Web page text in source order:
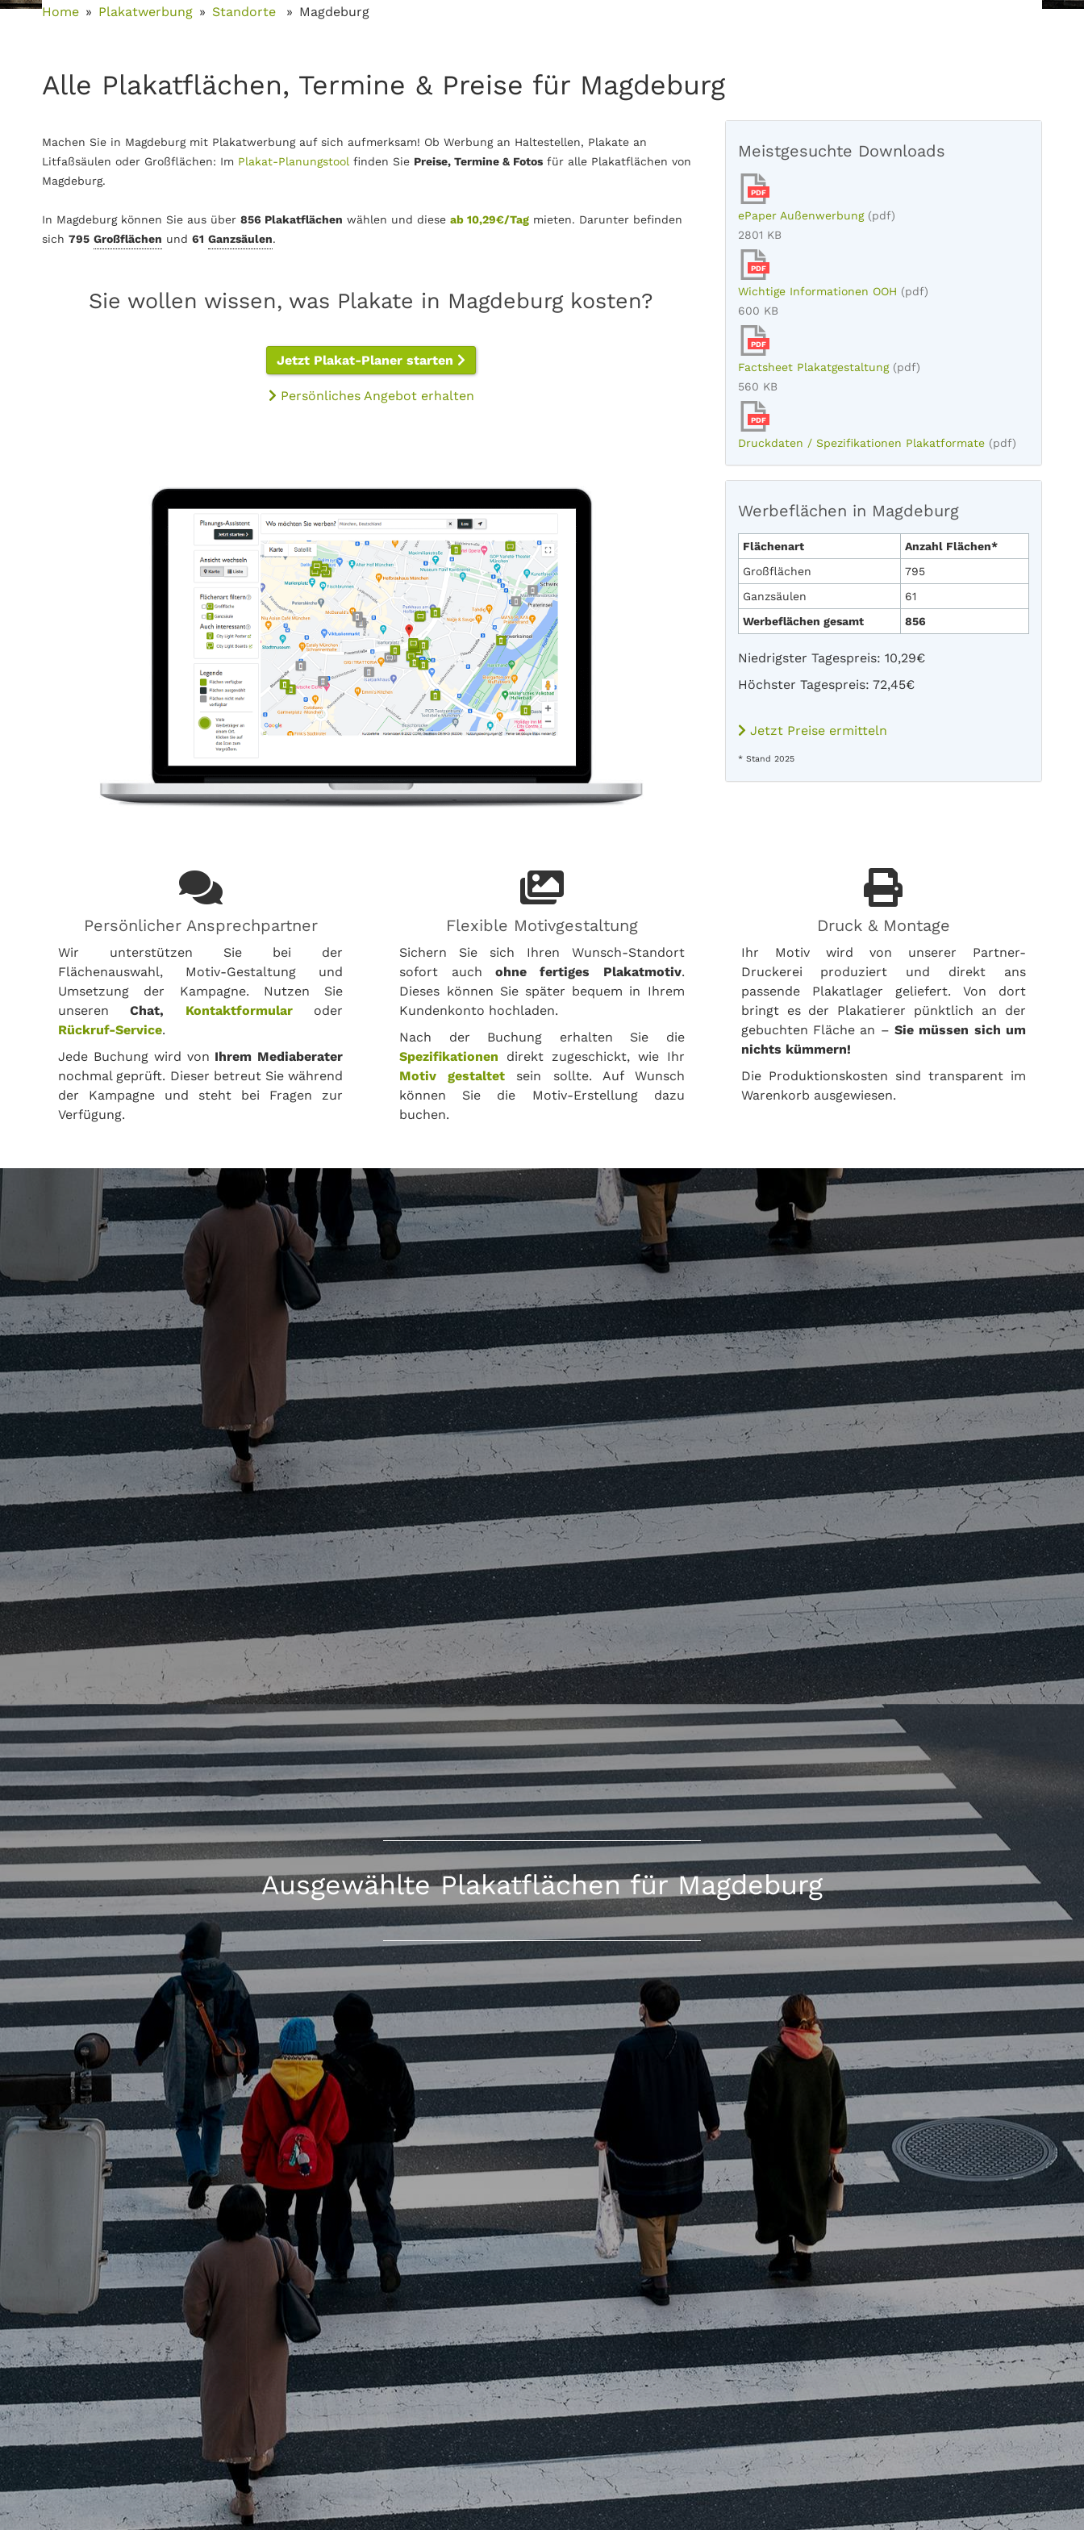
Home Plakatwerbung Standorte Magdeburg
Alle Plakatflächen, Termine & Preise für Magdeburg
Machen Sie in Magdeburg mit Plakatwerbung auf sich aufmerksam! Ob Werbung an Haltestellen, Plakate an
Litfaßsäulen oder Großflächen: Im Plakat-Planungstool finden Sie Preise, Termine & Fotos für alle Plakatflächen von
Magdeburg.
In Magdeburg können Sie aus über 856 Plakatflächen wählen und diese ab 10,29€/Tag mieten. Darunter befinden
sich 795 Großflächen und 61 Ganzsäulen.
Sie wollen wissen, was Plakate in Magdeburg kosten?
Jetzt Plakat-Planer starten
Persönliches Angebot erhalten
Meistgesuchte Downloads
PDF
ePaper Außenwerbung (pdf)
2801 KB
PDF
Wichtige Informationen OOH (pdf)
600 KB
PDF
Factsheet Plakatgestaltung (pdf)
560 KB
PDF
Druckdaten / Spezifikationen Plakatformate (pdf)
Werbeflächen in Magdeburg
Flächenart
Anzahl Flächen*
Großflächen
795
Ganzsäulen
61
Werbeflächen gesamt
856
Niedrigster Tagespreis: 10,29€
Höchster Tagespreis: 72,45€
Jetzt Preise ermitteln
* Stand 2025
Persönlicher Ansprechpartner
Wir unterstützen Sie bei der
Flächenauswahl, Motiv-Gestaltung und
Umsetzung der Kampagne. Nutzen Sie
unserenChat, Kontaktformularoder
Rückruf-Service.
Jede Buchung wird von Ihrem Mediaberater
nochmal geprüft. Dieser betreut Sie während
der Kampagne und steht bei Fragen zur
Verfügung.
Flexible Motivgestaltung
Sichern Sie sich Ihren Wunsch-Standort
sofort auch ohne fertiges Plakatmotiv.
Dieses können Sie später bequem in Ihrem
Kundenkonto hochladen.
Nach der Buchung erhalten Sie die
Spezifikationen direkt zugeschickt, wie Ihr
Motiv gestaltet sein sollte. Auf Wunsch
können Sie die Motiv-Erstellung dazu
buchen.
Druck & Montage
Ihr Motiv wird von unserer Partner-
Druckerei produziert und direkt ans
passende Plakatlager geliefert. Von dort
bringt es der Plakatierer pünktlich an der
gebuchten Fläche an – Sie müssen sich um
nichts kümmern!
Die Produktionskosten sind transparent im
Warenkorb ausgewiesen.
Ausgewählte Plakatflächen für Magdeburg